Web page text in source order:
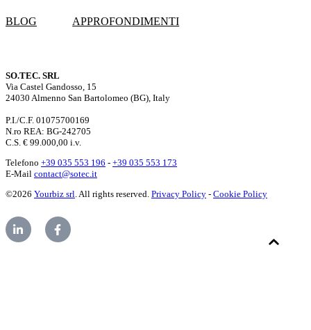
BLOG APPROFONDIMENTI
SO.TEC. SRL
Via Castel Gandosso, 15
24030 Almenno San Bartolomeo (BG), Italy
P.I./C.F. 01075700169
N.ro REA: BG-242705
C.S. € 99.000,00 i.v.
Telefono +39 035 553 196 - +39 035 553 173
E-Mail contact@sotec.it
©2026 Yourbiz srl. All rights reserved. Privacy Policy - Cookie Policy